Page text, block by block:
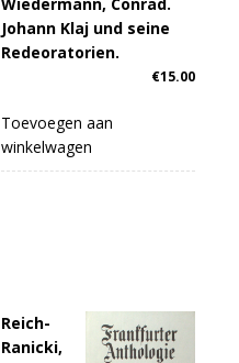
Johann Klaj und seine
Redeoratorien.
€15.00
Toevoegen aan
winkelwagen
Reich-
Ranicki,